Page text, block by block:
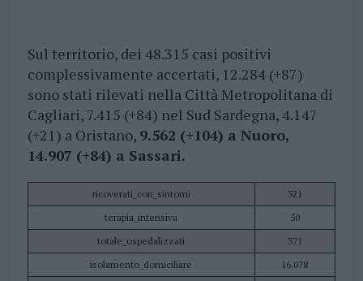
Sul territorio, dei 48.315 casi positivi
complessivamente accertati, 12.284 (+87)
sono stati rilevati nella Città Metropolitana di
Cagliari, 7.415 (+84) nel Sud Sardegna, 4.147
(+21) a Oristano, 9.562 (+104) a Nuoro,
14.907 (+84) a Sassari.
ricoverati_con_sintomi
321
terapia_intensiva
50
totale_ospedalizzati
371
isolamento_domiciliare
16.078